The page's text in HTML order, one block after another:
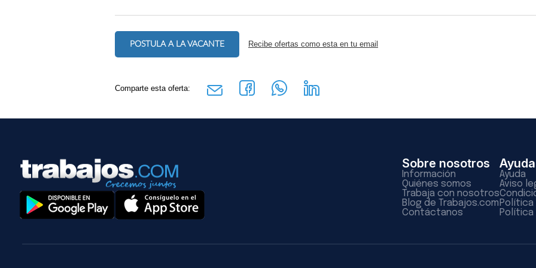
POSTULA A LA VACANTE Recibe ofertas como esta en tu email
Comparte esta oferta:
Sobre nosotros
Información
Quiénes somos
Trabaja con nosotros
Blog de Trabajos.com
Contáctanos
Ayuda
Ayuda
Aviso
Política